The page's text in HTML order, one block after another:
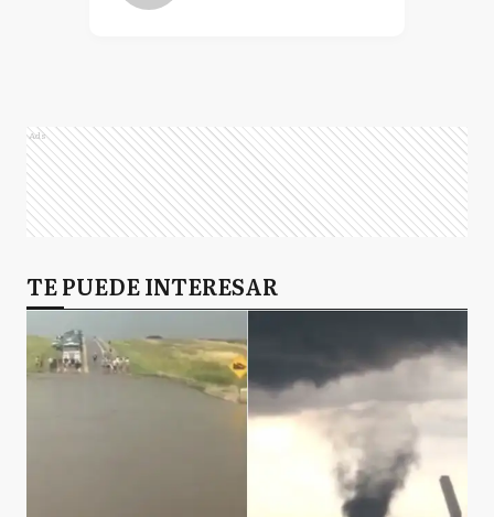
Ads
TE PUEDE INTERESAR